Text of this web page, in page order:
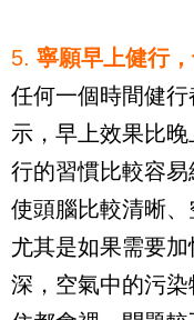
5. 寧願早上健行
任何一個時間健
示，早上效果比
行的習慣比較容易
使頭腦比較清晰、
尤其是如果需要
深，空氣中的污